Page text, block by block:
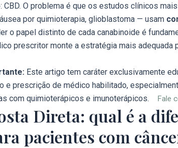
CBD. O problema é que os estudos clínicos
por quimioterapia, glioblastoma — usam
o papel distinto de cada canabinoide é
prescritor monte a estratégia mais adequada
Este artigo tem caráter exclusivamente
e prescrição de médico habilitado,
com quimioterápicos e imunoterápicos.
Fale
Direta: qual é a
pacientes com